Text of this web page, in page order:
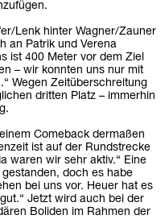
Lenk hinter Wagner/Zauner
an Patrik und Verena
ist 400 Meter vor dem Ziel
– wir konnten uns nur mit
Wegen Zeitüberschreitung
dritten Platz – immerhin
Comeback dermaßen
ist auf der Rundstrecke
waren wir sehr aktiv.“ Eine
doch es habe
bei uns vor. Heuer hat es
Jetzt wird auch bei der
Boliden im Rahmen der